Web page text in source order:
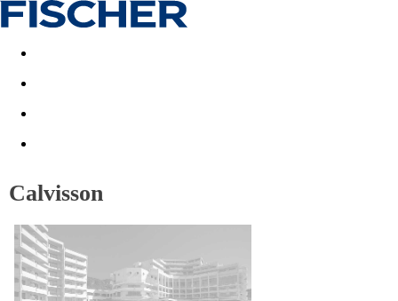
Last minute Dovolenkové kluby
Calvisson